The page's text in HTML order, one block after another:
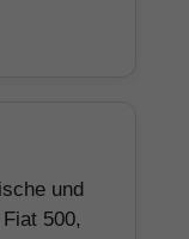
und
500,